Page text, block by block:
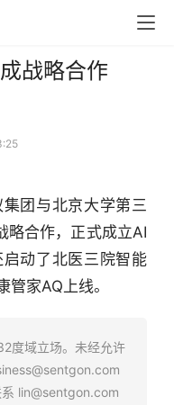
战略合作
团与北京大学第三
略合作，正式成立AI
动了北医三院智能
家AQ上线。
度域立场。未经允许
lin@sentgon.com